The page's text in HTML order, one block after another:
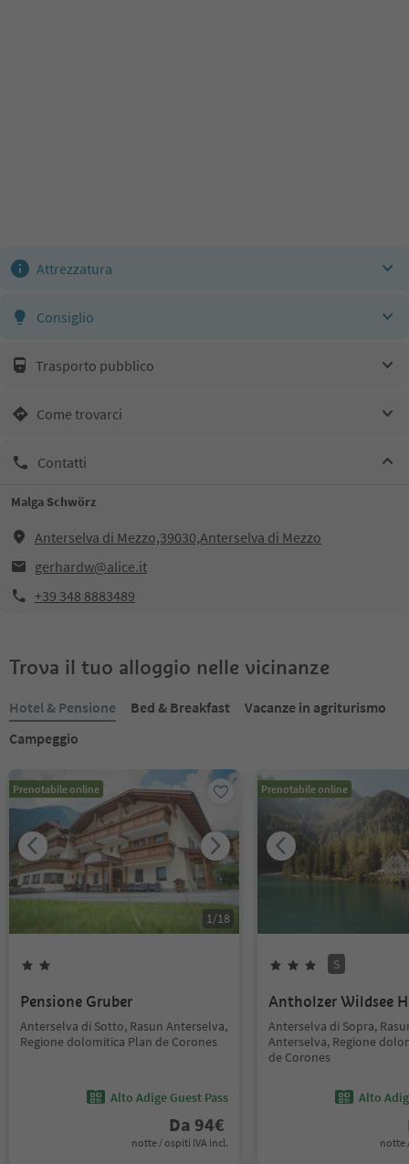
Attrezzatura
Consiglio
Trasporto pubblico
Come trovarci
Contatti
Malga Schwörz
Anterselva di Mezzo,39030,Anterselva di Mezzo
gerhardw@alice.it
+39 348 8883489
Trova il tuo alloggio nelle vicinanze
Hotel & Pensione Bed & Breakfast
Vacanze in agriturismo
Campeggio
Prenotabile online
1/18
Pensione Gruber
Anterselva di Sotto, Rasun Anterselva,
Regione dolomitica Plan de Corones
Alto Adige Guest Pass
Da 94€
notte / ospiti IVA incl.
Prenotabile online
S
Antholzer Wildsee
Anterselva di Sopra,
Anterselva, Regione
de Corones
Alto
notte